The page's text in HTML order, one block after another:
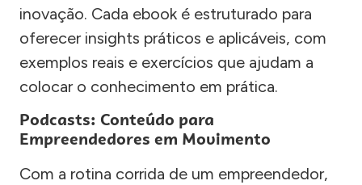
inovação. Cada ebook é estruturado para
oferecer insights práticos e aplicáveis, com
exemplos reais e exercícios que ajudam a
colocar o conhecimento em prática.
Podcasts: Conteúdo para
Empreendedores em Movimento
Com a rotina corrida de um empreendedor,